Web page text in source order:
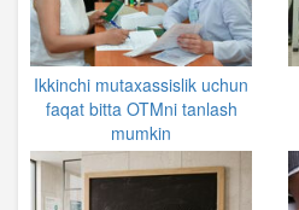
Ikkinchi mutaxassislik uchun
faqat bitta OTMni tanlash
mumkin